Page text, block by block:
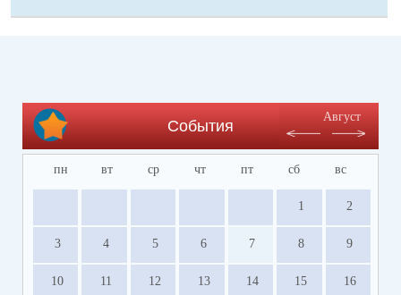
События
Август
пн вт ср чт пт сб вс
1 2
3 4 5 6 7 8 9
10 11 12 13 14 15 16